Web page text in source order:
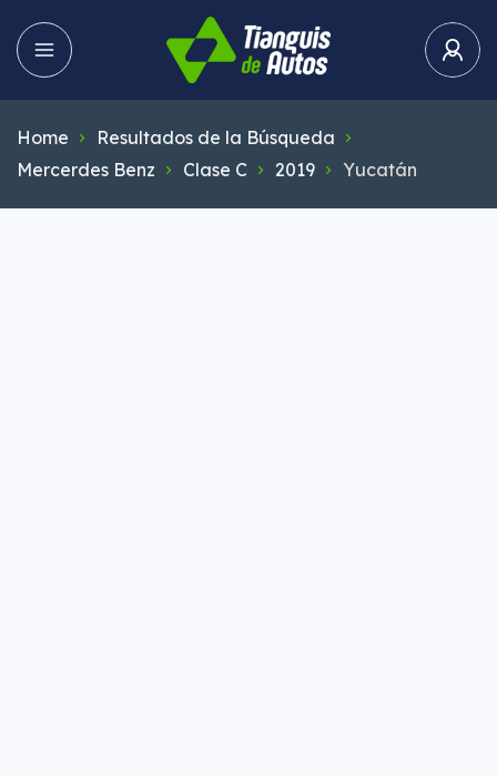
Home
Resultados de la Búsqueda
Mercerdes Benz
Clase C 2019 Yucatán